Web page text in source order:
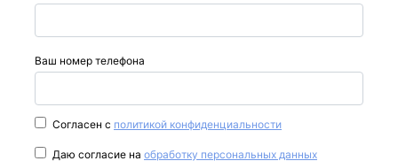
Ваш номер телефона
Согласен с политикой конфиденциальности
Даю согласие на обработку персональных данных